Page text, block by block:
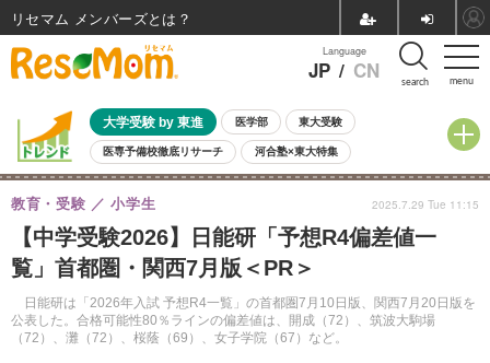
menu
Language
JP / CN search
大学受験 by 東進 医学部 東大受験
医専予備校徹底リサーチ 河合塾×東大特集
親子で考える大学選び 高校受験 中学受験 小学校受験
共通テスト 夏休み
8月開催イベント・WS 全国公立高校 過去問 人気記事
自由研究教材（小学生向け） 自由研究教材（中学生向け）
【中学受験2026】日能研「予想R4偏差値一
覧」首都圏・関西7月版＜PR＞
日能研は「2026年入試 予想R4一覧」の首都圏7月10日版、関西7月20日版を
公表した。合格可能性80％ラインの偏差値は、開成（72）、筑波大駒場
（72）、灘（72）、桜蔭（69）、女子学院（67）など。
教育・受験 小学生 2025.7.29 Tue 11:15
リセマム メンバーズ